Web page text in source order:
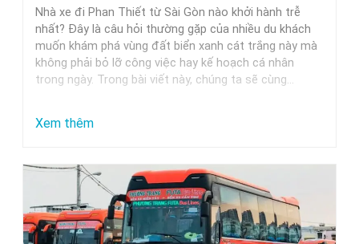
Lựa
Chọn
Hoàn
Đôi
Nhà xe đi Phan Thiết từ Sài Gòn nào khởi hành trễ
nhất? Đây là câu hỏi thường gặp của nhiều du khách
muốn khám phá vùng đất biển xanh cát trắng này mà
không phải bỏ lỡ công việc hay kế hoạch cá nhân
trong ngày. Trong bài viết này, chúng ta sẽ cùng…
Xem thêm:
Xe
Đi
Phan
Thiết